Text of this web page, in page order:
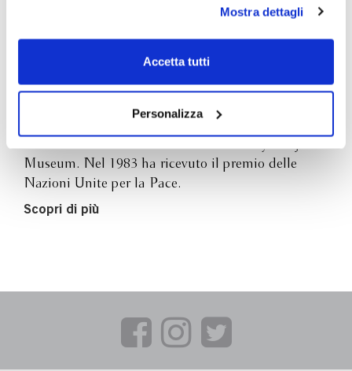
scelte privacy sui cookie, ti invitiamo a prendere visione
dell’informativa cookie.
Chiudendo il banner tramite la “X” prosegui la
dei soli cookie tecnici. Selezionando “Accetta tutti” presti
il tuo consenso alla profilazione che potrai revocare in
ogni momentoRevoca
Mostra dettagli
Accetta tutti
Personalizza
E' nato a Tokyo nel 1928. Maestro buddista,
Museum. Nel 1983 ha ricevuto il premio delle
Nazioni Unite per la Pace.
Scopri di più